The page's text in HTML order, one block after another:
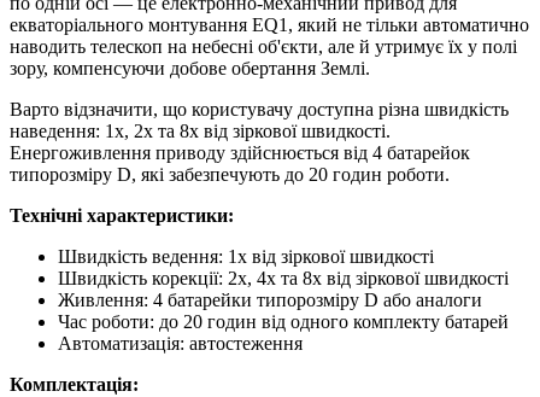
екваторіального монтування EQ1, який не тільки автоматично
наводить телескоп на небесні об'єкти, але й утримує їх у полі
зору, компенсуючи добове обертання Землі.
Варто відзначити, що користувачу доступна різна швидкість
наведення: 1x, 2x та 8x від зіркової швидкості.
Енергоживлення приводу здійснюється від 4 батарейок
типорозміру D, які забезпечують до 20 годин роботи.
Технічні характеристики:
Швидкість ведення: 1х від зіркової швидкості
Швидкість корекції: 2x, 4x та 8x від зіркової швидкості
Живлення: 4 батарейки типорозміру D або аналоги
Час роботи: до 20 годин від одного комплекту батарей
Автоматизація: автостеження
Комплектація: